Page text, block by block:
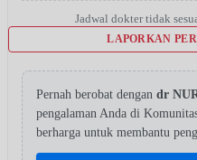
Jadwal dokter tidak
LAPORKAN
Pernah berobat dengan dr
pengalaman Anda di
berharga untuk membantu